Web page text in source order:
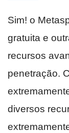
Sim! o
gratuita e
recursos
penetração.
diversos